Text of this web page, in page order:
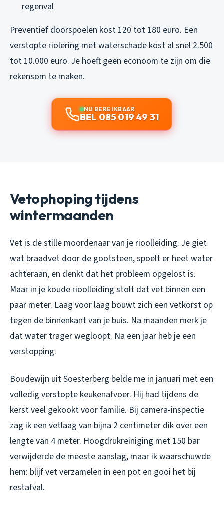
regenval
Preventief doorspoelen kost 120 tot 180 euro. Een
verstopte riolering met waterschade kost al snel 2.500
tot 10.000 euro. Je hoeft geen econoom te zijn om die
rekensom te maken.
NU BEREIKBAAR
BEL 085 019 49 31
Vetophoping tijdens
wintermaanden
Vet is de stille moordenaar van je rioolleiding. Je giet
wat braadvet door de gootsteen, spoelt er heet water
achteraan, en denkt dat het probleem opgelost is.
Maar in je koude rioolleiding stolt dat vet binnen een
paar meter. Laag voor laag bouwt zich een vetkorst op
tegen de binnenkant van je buis. Na maanden merk je
dat water trager wegloopt. Na een jaar heb je een
verstopping.
Boudewijn uit Soesterberg belde me in januari met een
volledig verstopte keukenafvoer. Hij had tijdens de
kerst veel gekookt voor familie. Bij camera-inspectie
zag ik een vetlaag van bijna 2 centimeter dik over een
lengte van 4 meter. Hoogdrukreiniging met 150 bar
verwijderde de meeste aanslag, maar ik waarschuwde
hem: blijf vet verzamelen in een pot en gooi het bij
restafval.